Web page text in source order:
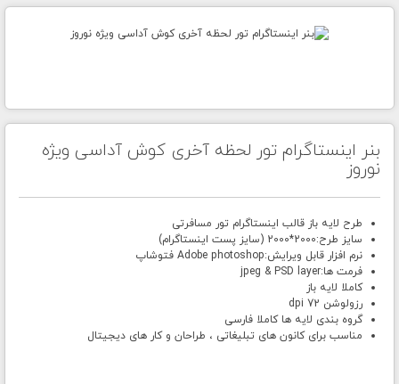
بنر اینستاگرام تور لحظه آخری کوش آداسی ویژه
نوروز
طرح لایه باز قالب اینستاگرام تور مسافرتی
سایز طرح:2000*2000 (سایز پست اینستاگرام)
نرم افزار قابل ویرایش:Adobe photoshop فتوشاپ
فرمت ها:jpeg & PSD layer
کاملا لایه باز
رزولوشن 72 dpi
گروه بندی لایه ها کاملا فارسی
مناسب برای کانون های تبلیغاتی ، طراحان و کار های دیجیتال